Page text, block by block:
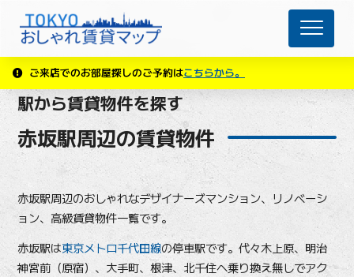
ご来店でのお部屋探しのご予約はこちらから。
駅から賃貸物件を探す
赤坂駅周辺の賃貸物件
赤坂駅周辺のおしゃれなデザイナーズマンション、リノベーシ
ョン、高級賃貸物件一覧です。
赤坂駅は東京メトロ千代田線の停車駅です。代々木上原、明治
神宮前（原宿）、大手町、根津、北千住へ乗り換え無しでアク